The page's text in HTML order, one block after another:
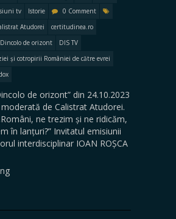
tv Istorie
0 Comment
Atudorei
certitudinea.ro
Dincolo de orizont
DIS TV
și cotropirii României de către evrei
de orizont” din 24.10.2023
moderată de Calistrat Atudorei.
ne trezim și ne ridicăm,
în lanțuri?” Invitatul emisiunii
interdisciplinar IOAN ROȘCA